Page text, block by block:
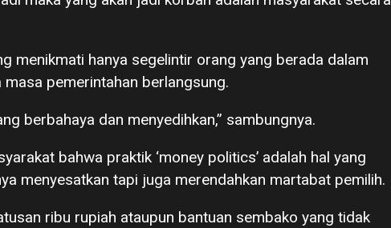
menikmati hanya segelintir orang yang berada dalam
pemerintahan berlangsung.
berbahaya dan menyedihkan,” sambungnya.
bahwa praktik ‘money politics’ adalah hal yang
menyesatkan tapi juga merendahkan martabat pemilih.
ribu rupiah ataupun bantuan sembako yang tidak